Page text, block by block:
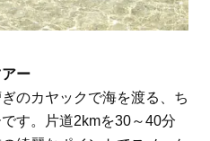
ー
のカヤックで海を渡る、ち
す。片道2kmを30～40分